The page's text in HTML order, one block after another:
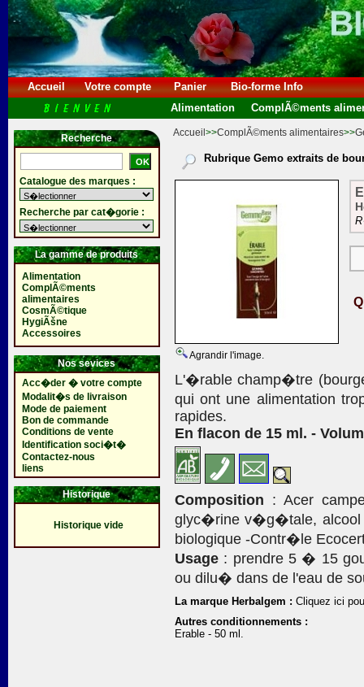
Accueil Votre compte Panier
Bio-forme Info
Alimentation
ComplÃ©ments
Recherche
Catalogue des marques :
Recherche par cat�gorie :
La gamme de produits
Alimentation
ComplÃ©ments
alimentaires
CosmÃ©tique
HygiÃšne
Accessoires
Nos sevices
Acc�der � votre compte
Modalit�s de livraison
Mode de paiement
Bon de commande
Conditions de vente
Identification soci�t�
Contactez-nous
liens
Historique
Historique vide
Accueil >>ComplÃ©ments alimentaires>>
Rubrique Gemo extraits de
Agrandir l'image.
L'�rable champ�tre
qui ont une alimentation
rapides.
En flacon de 15 ml. -
Composition : Acer
glyc�rine v�g�tale, alcool
biologique -Contr�le
Usage : prendre 5 � 15
ou dilu� dans de l'eau de
La marque Herbalgem : Cliquez ici
Autres conditionnements :
Erable - 50 ml.